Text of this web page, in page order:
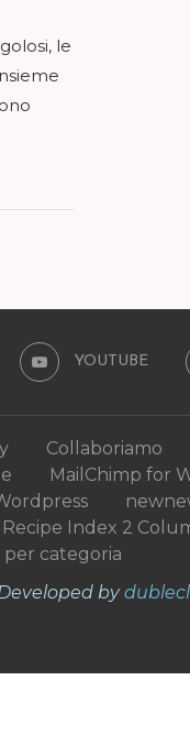
le
YOUTUBE
Collaboriamo
MailChimp for
Recipe Index 2
per categoria
by